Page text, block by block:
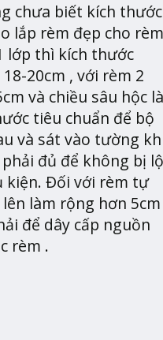
chưa biết kích thước
lắp rèm đẹp cho rèm
lớp thì kích thước
20cm , với rèm 2
và chiều sâu hộc là
tiêu chuẩn để bộ
và sát vào tường
đủ để không bị lộ
kiện. Đối với rèm tự
làm rộng hơn 5cm
để dây cấp nguồn
rèm .